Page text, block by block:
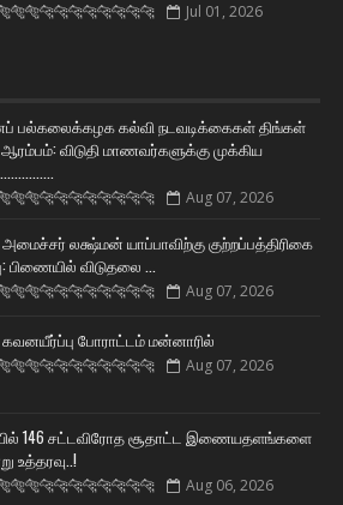
Jul 01, 2026
பல்கலைக்கழக கல்வி நடவடிக்கைகள் திங்கள்
விடுதி மாணவர்களுக்கு முக்கிய
Aug 07, 2026
லக்ஷ்மன் யாப்பாவிற்கு குற்றப்பத்திரிகை
பிணையில் விடுதலை ...
Aug 07, 2026
போராட்டம் மன்னாரில்
Aug 07, 2026
146 சட்டவிரோத சூதாட்ட இணையதளங்களை
உத்தரவு..!
Aug 06, 2026